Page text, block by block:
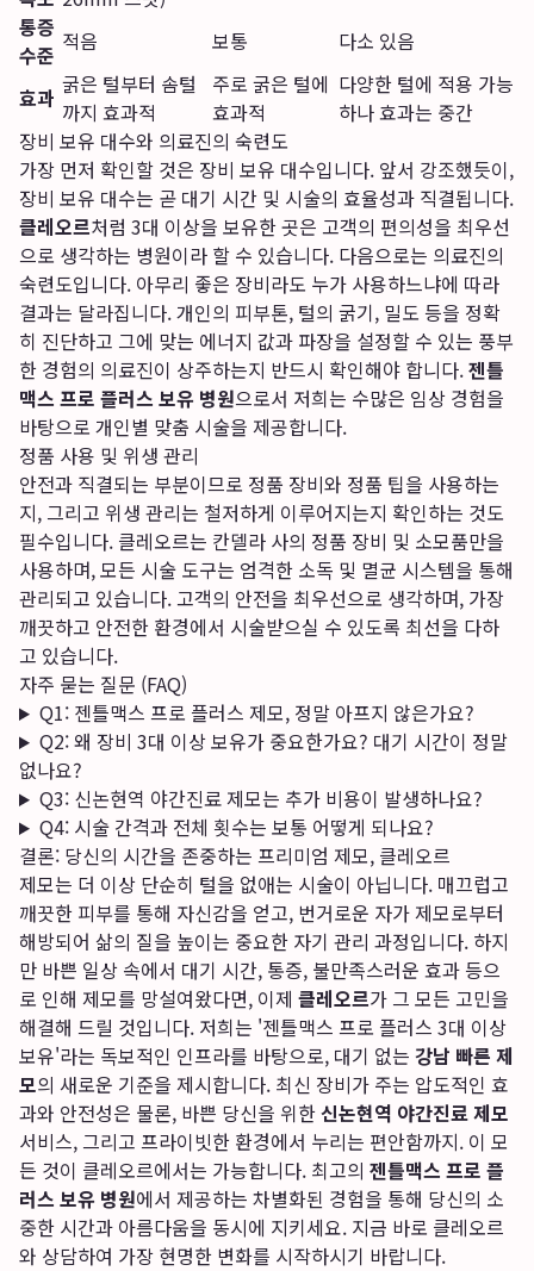
통증
수준 적음 보통
다소 있음
효과 굵은 털부터 솜털
까지 효과적
주로 굵은 털에
효과적
다양한 털에 적용 가능
하나 효과는 중간
장비 보유 대수와 의료진의 숙련도
가장 먼저 확인할 것은 장비 보유 대수입니다. 앞서 강조했듯이,
장비 보유 대수는 곧 대기 시간 및 시술의 효율성과 직결됩니다.
클레오르처럼 3대 이상을 보유한 곳은 고객의 편의성을 최우선
으로 생각하는 병원이라 할 수 있습니다. 다음으로는 의료진의
숙련도입니다. 아무리 좋은 장비라도 누가 사용하느냐에 따라
결과는 달라집니다. 개인의 피부톤, 털의 굵기, 밀도 등을 정확
히 진단하고 그에 맞는 에너지 값과 파장을 설정할 수 있는 풍부
한 경험의 의료진이 상주하는지 반드시 확인해야 합니다.젠틀
맥스 프로 플러스 보유 병원으로서 저희는 수많은 임상 경험을
바탕으로 개인별 맞춤 시술을 제공합니다.
정품 사용 및 위생 관리
안전과 직결되는 부분이므로 정품 장비와 정품 팁을 사용하는
지, 그리고 위생 관리는 철저하게 이루어지는지 확인하는 것도
필수입니다. 클레오르는 칸델라 사의 정품 장비 및 소모품만을
사용하며, 모든 시술 도구는 엄격한 소독 및 멸균 시스템을 통해
관리되고 있습니다. 고객의 안전을 최우선으로 생각하며, 가장
깨끗하고 안전한 환경에서 시술받으실 수 있도록 최선을 다하
고 있습니다.
자주 묻는 질문 (FAQ)
Q1: 젠틀맥스 프로 플러스 제모, 정말 아프지 않은가요?
Q2: 왜 장비 3대 이상 보유가 중요한가요? 대기 시간이 정말
없나요?
Q3: 신논현역 야간진료 제모는 추가 비용이 발생하나요?
Q4: 시술 간격과 전체 횟수는 보통 어떻게 되나요?
결론: 당신의 시간을 존중하는 프리미엄 제모, 클레오르
제모는 더 이상 단순히 털을 없애는 시술이 아닙니다. 매끄럽고
깨끗한 피부를 통해 자신감을 얻고, 번거로운 자가 제모로부터
해방되어 삶의 질을 높이는 중요한 자기 관리 과정입니다. 하지
만 바쁜 일상 속에서 대기 시간, 통증, 불만족스러운 효과 등으
로 인해 제모를 망설여왔다면, 이제 클레오르가 그 모든 고민을
해결해 드릴 것입니다. 저희는 '젠틀맥스 프로 플러스 3대 이상
보유'라는 독보적인 인프라를 바탕으로, 대기 없는 강남 빠른 제
모의 새로운 기준을 제시합니다. 최신 장비가 주는 압도적인 효
과와 안전성은 물론, 바쁜 당신을 위한신논현역 야간진료 제모
서비스, 그리고 프라이빗한 환경에서 누리는 편안함까지. 이 모
든 것이 클레오르에서는 가능합니다. 최고의 젠틀맥스 프로 플
러스 보유 병원에서 제공하는 차별화된 경험을 통해 당신의 소
중한 시간과 아름다움을 동시에 지키세요. 지금 바로 클레오르
와 상담하여 가장 현명한 변화를 시작하시기 바랍니다.